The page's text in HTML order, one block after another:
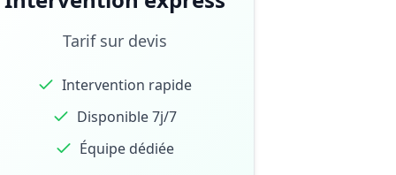
Tarif sur devis
Intervention rapide
Disponible 7j/7
Équipe dédiée